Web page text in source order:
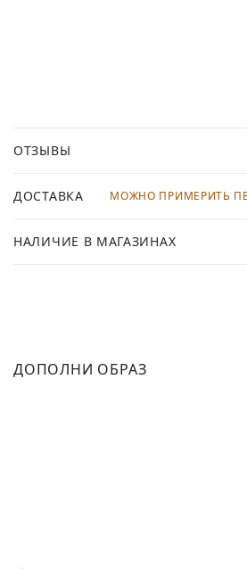
ОТЗЫВЫ
ДОСТАВКА МОЖНО ПРИМЕРИТЬ
НАЛИЧИЕ В МАГАЗИНАХ
ДОПОЛНИ ОБРАЗ